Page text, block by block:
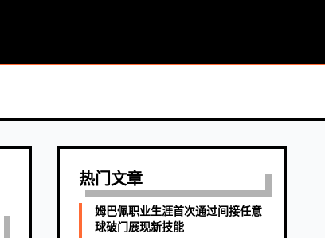
热门文章
姆巴佩职业生涯首次通过间接任意
球破门展现新技能